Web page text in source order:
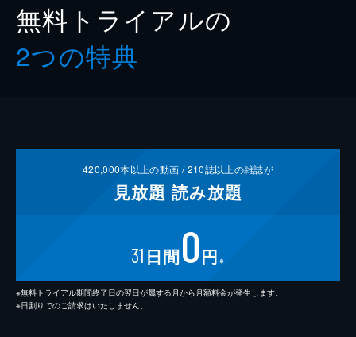
無料トライアルの
2つの特典
420,000本以上の動画 /210誌以上の雑誌が
見放題 読み放題
31 日間0円 ※
※無料トライアル期間終了日の翌日が属する月から月額料金が発生します。
※日割りでのご請求はいたしません。